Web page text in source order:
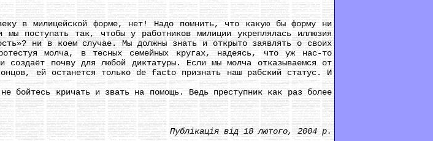
в милицейской форме, нет! Надо помнить, что какую бы форму ни
поступать так, чтобы у работников милиции укреплялась иллюзия
ни в коем случае. Мы должны знать и открыто заявлять о своих
молча, в тесных семейных кругах, надеясь, что уж нас-то
создаёт почву для любой диктатуры. Если мы молча отказываемся от
ей останется только de facto признать наш рабский статус. И
кричать и звать на помощь. Ведь преступник как раз более
Публікація від 18 лютого, 2004 р.